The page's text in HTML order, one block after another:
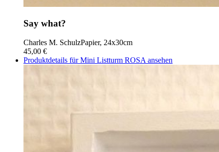
Say what?
Charles M. SchulzPapier, 24x30cm
45,00 €
Produktdetails für Mini Listturm ROSA ansehen